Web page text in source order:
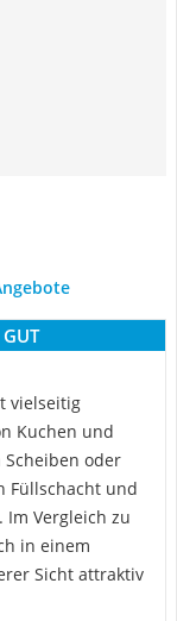
vielseitig
Kuchen und
Scheiben oder
Füllschacht und
Vergleich zu
in einem
Sicht attraktiv